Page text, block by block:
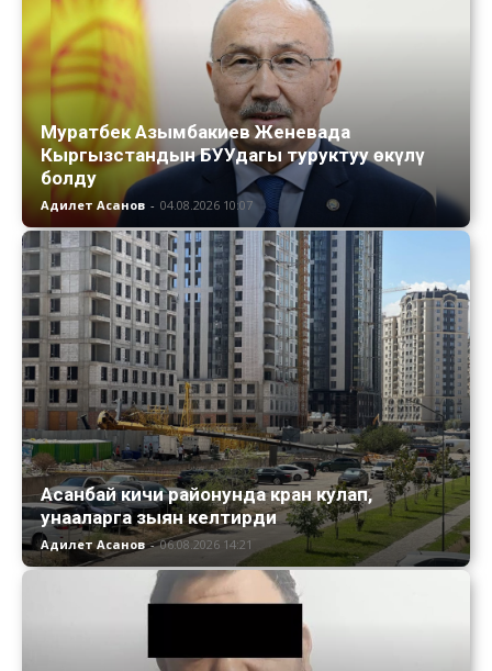
Муратбек Азымбакиев Женевада
Кыргызстандын БУУдагы туруктуу өкүлү
болду
Адилет Асанов - 04.08.2026 10:07
Асанбай кичи районунда кран кулап,
унааларга зыян келтирди
Адилет Асанов - 06.08.2026 14:21